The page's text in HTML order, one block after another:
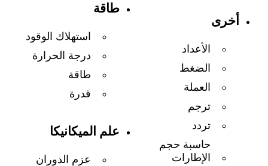
أخرى
الأعداد
الضغط
العملة
ترجم
تردد
حاسبة حجم
الإطارات
طاقة
استهلاك الوقود
درجة الحرارة
طاقة
قدرة
علم الميكانيكا
عزم الدوران